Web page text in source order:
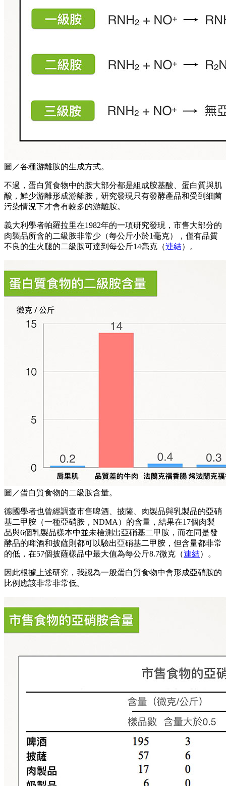
圖／各種游離胺的生成方式。
不過，蛋白質食物中的胺大部分都是組成胺基酸、蛋白質與肌
酸，鮮少游離形成游離胺，研究發現只有發酵產品和受到細菌
污染情況下才會有較多的游離胺。
義大利學者帕羅拉里在1982年的一項研究發現，市售大部分的
肉製品所含的二級胺非常少（每公斤小於1毫克），僅有品質
不良的生火腿的二級胺可達到每公斤14毫克（連結）。
圖／蛋白質食物的二級胺含量。
德國學者也曾經調查市售啤酒、披薩、肉製品與乳製品的亞硝
基二甲胺（一種亞硝胺，NDMA）的含量，結果在17個肉製
品與6個乳製品樣本中並未檢測出亞硝基二甲胺，而在同是發
酵品的啤酒和披薩則都可以驗出亞硝基二甲胺，但含量都非常
的低，在57個披薩樣品中最大值為每公斤8.7微克（連結）。
因此根據上述研究，我認為一般蛋白質食物中會形成亞硝胺的
比例應該非常非常低。